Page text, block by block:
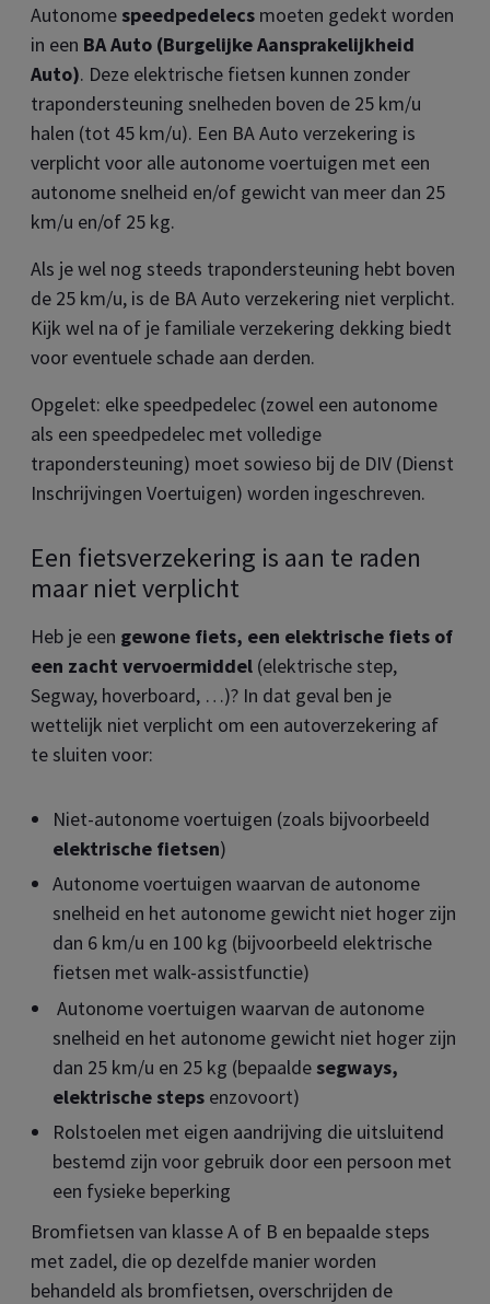
Autonomespeedpedelecs moeten gedekt worden
in een BA Auto (Burgelijke Aansprakelijkheid
Auto). Deze elektrische fietsen kunnen zonder
trapondersteuning snelheden boven de 25 km/u
halen (tot 45 km/u). Een BA Auto verzekering is
verplicht voor alle autonome voertuigen met een
autonome snelheid en/of gewicht van meer dan 25
km/u en/of 25 kg.
Als je wel nog steeds trapondersteuning hebt boven
de 25 km/u, is de BA Auto verzekering niet verplicht.
Kijk wel na of je familiale verzekering dekking biedt
voor eventuele schade aan derden.
Opgelet: elke speedpedelec (zowel een autonome
als een speedpedelec met volledige
trapondersteuning) moet sowieso bij de DIV (Dienst
Inschrijvingen Voertuigen) worden ingeschreven.
Een fietsverzekering is aan te raden
maar niet verplicht
Heb je een gewone fiets, een elektrische fiets of
een zacht vervoermiddel (elektrische step,
Segway, hoverboard, …)? In dat geval ben je
wettelijk niet verplicht om een autoverzekering af
te sluiten voor:
Niet-autonome voertuigen (zoals bijvoorbeeld
elektrische fietsen)
Autonome voertuigen waarvan de autonome
snelheid en het autonome gewicht niet hoger zijn
dan 6 km/u en 100 kg (bijvoorbeeld elektrische
fietsen met walk-assistfunctie)
Autonome voertuigen waarvan de autonome
snelheid en het autonome gewicht niet hoger zijn
dan 25 km/u en 25 kg (bepaaldesegways,
elektrische steps enzovoort)
Rolstoelen met eigen aandrijving die uitsluitend
bestemd zijn voor gebruik door een persoon met
een fysieke beperking
Bromfietsen van klasse A of B en bepaalde steps
met zadel, die op dezelfde manier worden
behandeld als bromfietsen, overschrijden de